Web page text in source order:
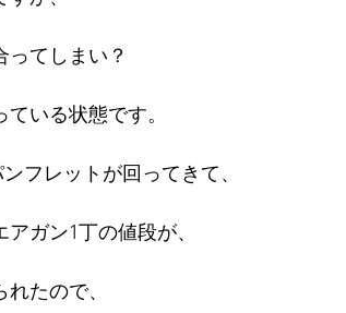
てしまい？
いる状態です。
フレットが回ってきて、
ガン1丁の値段が、
たので、